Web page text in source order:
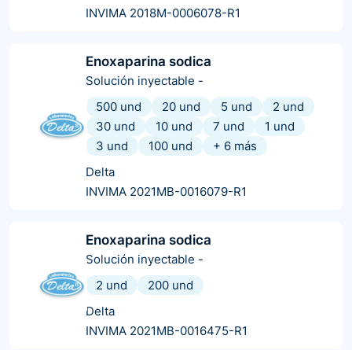
INVIMA 2018M-0006078-R1
Enoxaparina sodica
Solución inyectable -
500 und
20 und 5 und
2 und
30 und
10 und 7 und
1 und
3 und
100 und + 6 más
Delta
INVIMA 2021MB-0016079-R1
Enoxaparina sodica
Solución inyectable -
2 und
200 und
Delta
INVIMA 2021MB-0016475-R1